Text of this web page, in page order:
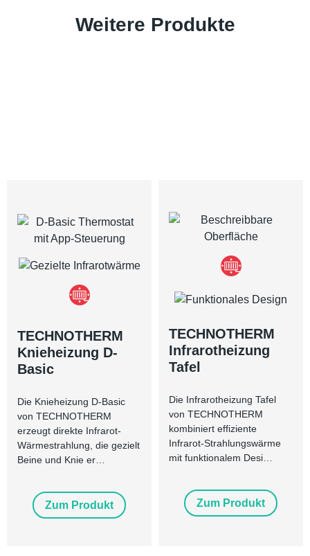
Weitere Produkte
TECHNOTHERM
Knieheizung D-
Basic
Die Knieheizung D-Basic
von TECHNOTHERM
erzeugt direkte Infrarot-
Wärmestrahlung, die gezielt
Beine und Knie er…
Zum Produkt
TECHNOTHERM
Infrarotheizung
Tafel
Die Infrarotheizung Tafel
von TECHNOTHERM
kombiniert effiziente
Infrarot-Strahlungswärme
mit funktionalem Desi…
Zum Produkt